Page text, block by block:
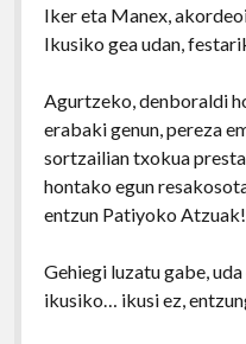
Iker eta Manex,
Ikusiko gea udan,
Agurtzeko, denboraldi
erabaki genun, pereza
sortzailian txokua
hontako egun
entzun Patiyoko Atzuak!
Gehiegi luzatu gabe,
ikusiko… ikusi ez,